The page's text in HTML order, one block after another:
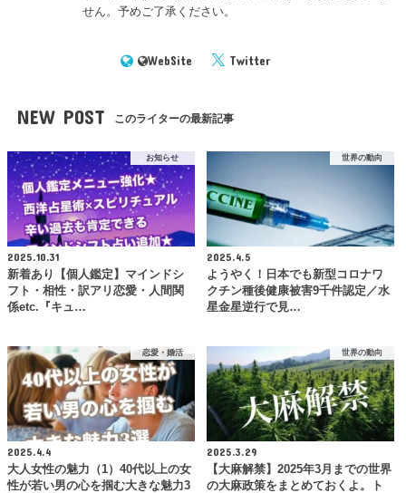
せん。予めご了承ください。
WebSite Twitter
NEW POST このライターの最新記事
お知らせ
2025.10.31
新着あり【個人鑑定】マインドシ
フト・相性・訳アリ恋愛・人間関
係etc.『キュ…
世界の動向
2025.4.5
ようやく！日本でも新型コロナワ
クチン種後健康被害9千件認定／水
星金星逆行で見…
恋愛・婚活
2025.4.4
大人女性の魅力（1）40代以上の女
性が若い男の心を掴む大きな魅力3
世界の動向
2025.3.29
【大麻解禁】2025年3月までの世界
の大麻政策をまとめておくよ。ト